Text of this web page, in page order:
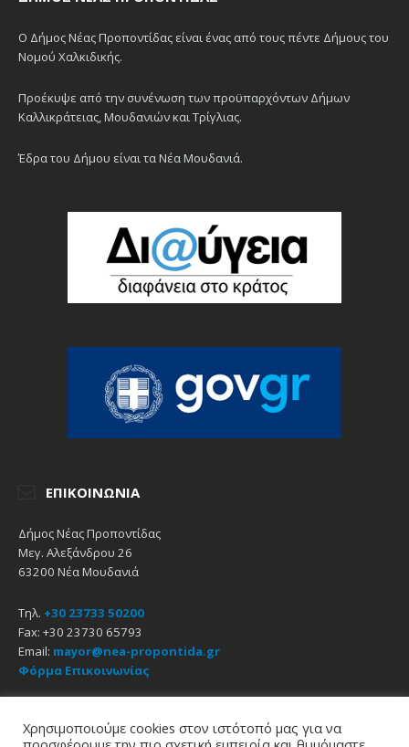
Ο Δήμος Νέας Προποντίδας είναι ένας από τους πέντε Δήμους του
Νομού Χαλκιδικής.
Προέκυψε από την συνένωση των προϋπαρχόντων Δήμων
Καλλικράτειας, Μουδανιών και Τρίγλιας.
Έδρα του Δήμου είναι τα Νέα Μουδανιά.
ΕΠΙΚΟΙΝΩΝΊΑ
Δήμος Νέας Προποντίδας
Μεγ. Αλεξάνδρου 26
63200 Νέα Μουδανιά
Τηλ. +30 23733 50200
Fax: +30 23730 65793
Email: mayor@nea-propontida.gr
Φόρμα Επικοινωνίας
Χρησιμοποιούμε cookies στον ιστότοπό μας για να